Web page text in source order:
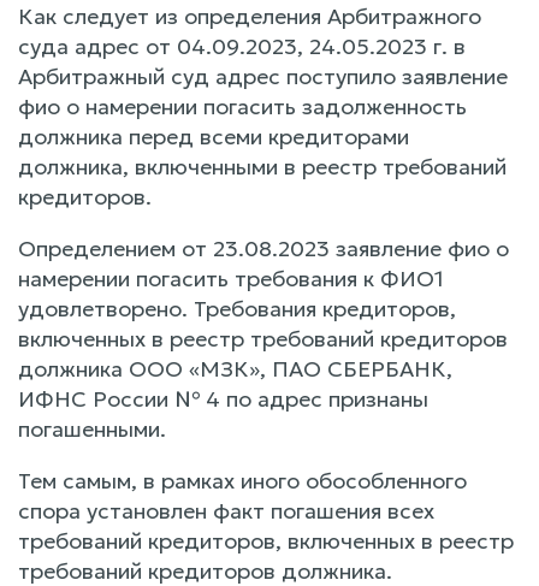
Как следует из определения Арбитражного
суда адрес от 04.09.2023, 24.05.2023 г. в
Арбитражный суд адрес поступило заявление
фио о намерении погасить задолженность
должника перед всеми кредиторами
должника, включенными в реестр требований
кредиторов.
Определением от 23.08.2023 заявление фио о
намерении погасить требования к ФИО1
удовлетворено. Требования кредиторов,
включенных в реестр требований кредиторов
должника ООО «МЗК», ПАО СБЕРБАНК,
ИФНС России № 4 по адрес признаны
погашенными.
Тем самым, в рамках иного обособленного
спора установлен факт погашения всех
требований кредиторов, включенных в реестр
требований кредиторов должника.